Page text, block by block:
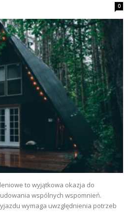
0
to wyjątkowa okazja do
wspólnych wspomnień.
wymaga uwzględnienia potrzeb